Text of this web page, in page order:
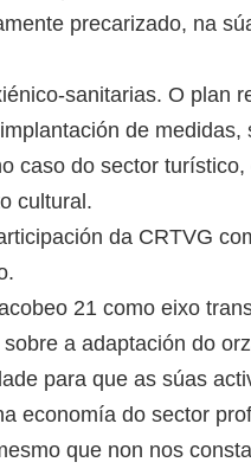
precarizado, na
sanitarias. O plan
de
caso do sector
cultural.
da CRTVG
21 como eixo
a adaptación do
para que as súas
economía do sector
que non nos